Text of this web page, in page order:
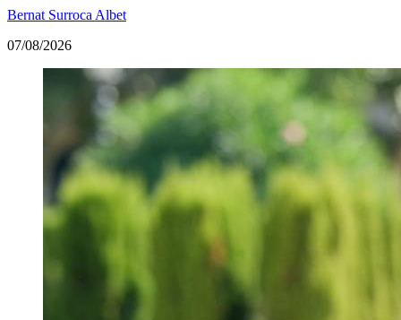
Bernat Surroca Albet
07/08/2026